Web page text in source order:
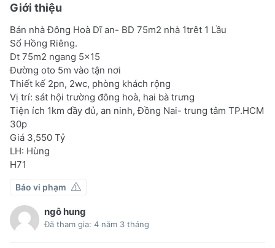
Giới thiệu
Bán nhà Đông Hoà Dĩ an- BD 75m2 nhà 1trêt 1 Lầu
Sổ Hồng Riêng.
Dt 75m2 ngang 5x15
Đường oto 5m vào tận nơi
Thiết kế 2pn, 2wc, phòng khách rộng
Vị trí: sát hội trường đông hoà, hai bà trưng
Tiện ích 1km đầy đủ, an ninh, Đồng Nai- trung tâm TP.HCM
30p
Giá 3,550 Tỷ
LH: Hùng
H71
Báo vi phạm
ngô hung
Đã tham gia: 4 năm 3 tháng